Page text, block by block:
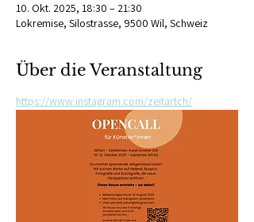
10. Okt. 2025, 18:30 – 21:30
Lokremise, Silostrasse, 9500 Wil, Schweiz
Über die Veranstaltung
https://www.instagram.com/zeitartch/